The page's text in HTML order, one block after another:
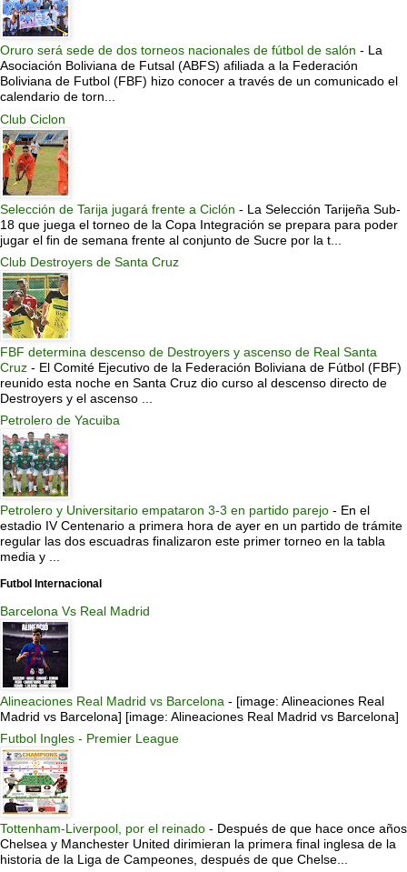
Oruro será sede de dos torneos nacionales de fútbol de salón - La
Asociación Boliviana de Futsal (ABFS) afiliada a la Federación
Boliviana de Futbol (FBF) hizo conocer a través de un comunicado el
calendario de torn...
Club Ciclon
Selección de Tarija jugará frente a Ciclón - La Selección Tarijeña Sub-
18 que juega el torneo de la Copa Integración se prepara para poder
jugar el fin de semana frente al conjunto de Sucre por la t...
Club Destroyers de Santa Cruz
FBF determina descenso de Destroyers y ascenso de Real Santa
Cruz - El Comité Ejecutivo de la Federación Boliviana de Fútbol (FBF)
reunido esta noche en Santa Cruz dio curso al descenso directo de
Destroyers y el ascenso ...
Petrolero de Yacuiba
Petrolero y Universitario empataron 3-3 en partido parejo - En el
estadio IV Centenario a primera hora de ayer en un partido de trámite
regular las dos escuadras finalizaron este primer torneo en la tabla
media y ...
Futbol Internacional
Barcelona Vs Real Madrid
Alineaciones Real Madrid vs Barcelona - [image: Alineaciones Real
Madrid vs Barcelona] [image: Alineaciones Real Madrid vs Barcelona]
Futbol Ingles - Premier League
Tottenham-Liverpool, por el reinado - Después de que hace once años
Chelsea y Manchester United dirimieran la primera final inglesa de la
historia de la Liga de Campeones, después de que Chelse...